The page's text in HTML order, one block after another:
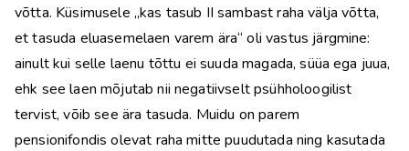
võtta. Küsimusele „kas tasub II sambast raha välja võtta,
et tasuda eluasemelaen varem ära“ oli vastus järgmine:
ainult kui selle laenu tõttu ei suuda magada, süüa ega juua,
ehk see laen mõjutab nii negatiivselt psühholoogilist
tervist, võib see ära tasuda. Muidu on parem
pensionifondis olevat raha mitte puudutada ning kasutada